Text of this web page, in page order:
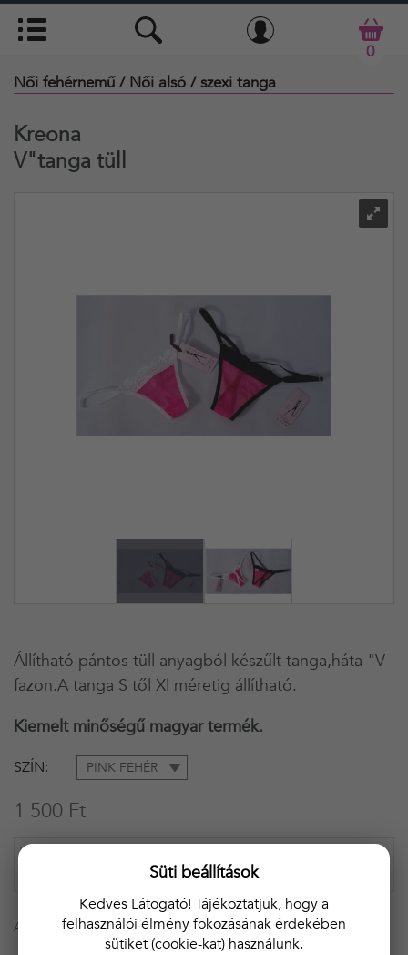
0
Női fehérnemű / Női alsó / szexi tanga
Kreona
V"tanga tüll
Állítható pántos tüll anyagból készűlt tanga,háta "V
fazon.A tanga S től Xl méretig állítható.
Kiemelt minőségű magyar termék.
SZÍN PINK FEHÉR
1 500 Ft
A termék átmenetileg nem rendelhető!
Süti beállítások
Kedves Látogató! Tájékoztatjuk, hogy a
felhasználói élmény fokozásának érdekében
sütiket (cookie-kat) használunk.